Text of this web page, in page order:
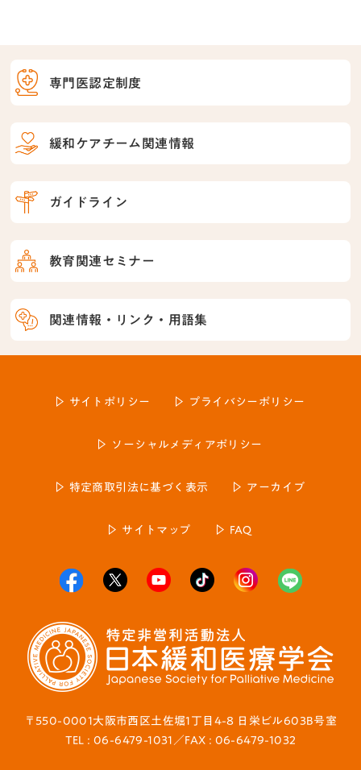
専門医認定制度
緩和ケアチーム関連情報
ガイドライン
教育関連セミナー
関連情報・リンク・用語集
〒550-0001大阪市西区土佐堀1丁目4-8 日栄ビル603B号室
TEL : 06-6479-1031／FAX : 06-6479-1032
サイトポリシー プライバシーポリシー
ソーシャルメディアポリシー
特定商取引法に基づく表示 アーカイブ
サイトマップ FAQ